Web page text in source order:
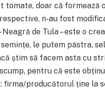
tomate, doar că formează
n-au fost
Neagră de Tula – este o
le putem păstra,
știm să facem asta cu
pentru că este
firma/producătorul ține la